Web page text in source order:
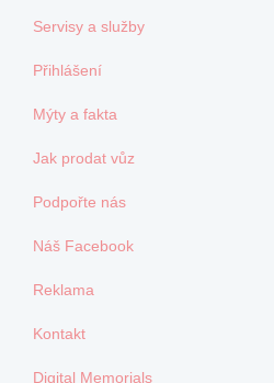
Servisy a služby
Přihlášení
Mýty a fakta
Jak prodat vůz
Podpořte nás
Náš Facebook
Reklama
Kontakt
Digital Memorials